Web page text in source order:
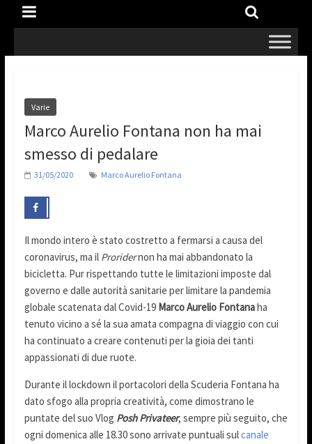
Varie
Marco Aurelio Fontana non ha mai
smesso di pedalare
31/05/2020 Marco Aurelio Fontana
Il mondo intero è stato costretto a fermarsi a causa del
coronavirus, ma ilProridernon ha mai abbandonato la
bicicletta. Pur rispettando tutte le limitazioni imposte dal
governo e dalle autorità sanitarie per limitare la pandemia
globale scatenata dal Covid-19 Marco Aurelio Fontanaha
tenuto vicino a sé la sua amata compagna di viaggio con cui
ha continuato a creare contenuti per la gioia dei tanti
appassionati di due ruote.
Durante il lockdown il portacolori della Scuderia Fontana ha
dato sfogo alla propria creatività, come dimostrano le
puntate del suo Vlog Posh Privateer, sempre più seguito, che
ogni domenica alle 18.30 sono arrivate puntuali sulcanale